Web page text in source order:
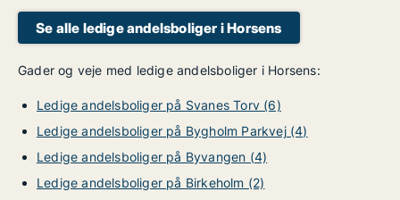
Se alle ledige andelsboliger i Horsens
Gader og veje med ledige andelsboliger i Horsens:
Ledige andelsboliger på Svanes Torv (6)
Ledige andelsboliger på Bygholm Parkvej (4)
Ledige andelsboliger på Byvangen (4)
Ledige andelsboliger på Birkeholm (2)